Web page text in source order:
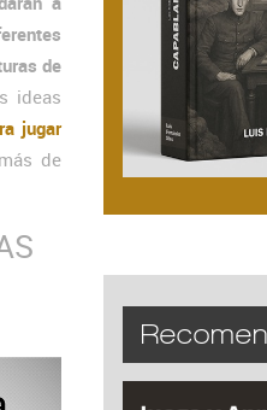
de
ideas
jugar
de